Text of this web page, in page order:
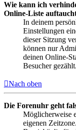
Wie kann ich
Online-Liste
In deinem
Einstellungen
dieser Sitzung
können nur
deinen Online-
Besucher gezählt.
Nach oben
Die Forenuhr geht
Möglicherweise
eigenen